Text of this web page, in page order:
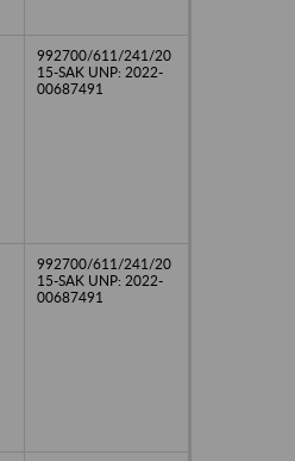
992700/611/241/20
15-SAK UNP: 2022-
00687491
992700/611/241/20
15-SAK UNP: 2022-
00687491